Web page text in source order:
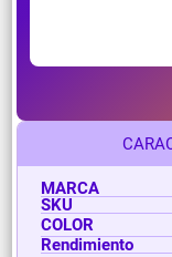
MARCA
SKU
COLOR
Rendimiento